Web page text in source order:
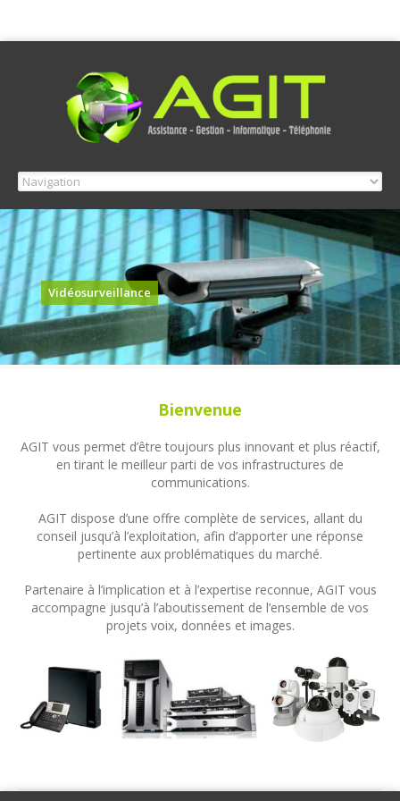
Vidéosurveillance
Bienvenue
AGIT vous permet d’être toujours plus innovant et plus réactif,
en tirant le meilleur parti de vos infrastructures de
communications.
AGIT dispose d’une offre complète de services, allant du
conseil jusqu’à l’exploitation, afin d’apporter une réponse
pertinente aux problématiques du marché.
Partenaire à l’implication et à l’expertise reconnue, AGIT vous
accompagne jusqu’à l’aboutissement de l’ensemble de vos
projets voix, données et images.